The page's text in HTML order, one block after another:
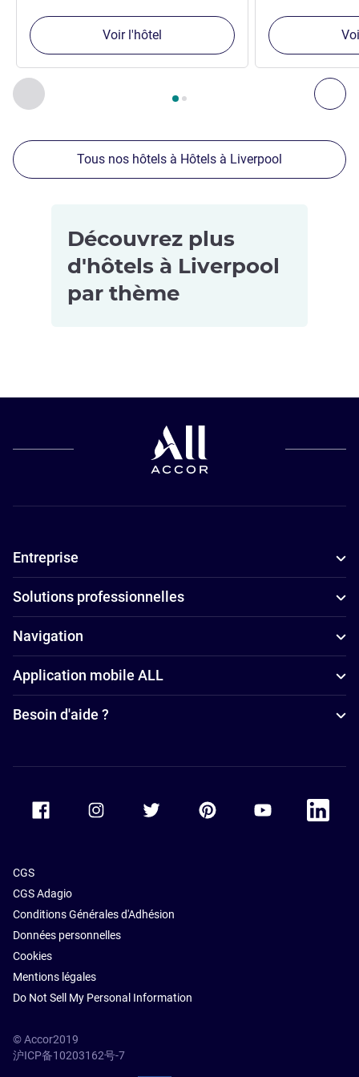
Précédent - Nos autres établissements à proximité
Page , Nos autres établissements à proximité 1 :,
Voir l'hôtel
Tous nos hôtels à Hôtels à Liverpool
Découvrez plus
d'hôtels à Liverpool
par thème
Liverpool
petit-déjeuner
à Liverpool
Entreprise
Solutions professionnelles
Navigation
Application mobile ALL
Besoin d'aide ?
Accor Facebook Accor TwitterAccor PinterestAccor Youtube
Accor
CGS
CGS Adagio
Conditions Générales d'Adhésion
Données personnelles
Cookies
Mentions légales
Do Not Sell My Personal Information
© Accor2019
沪ICP备10203162号-7